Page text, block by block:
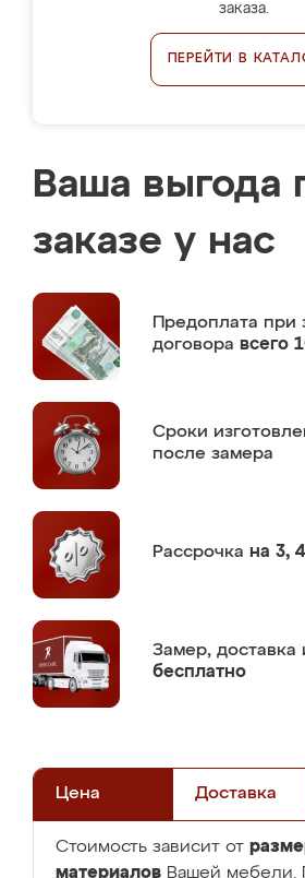
заказа.
ПЕРЕЙТИ В
Ваша выгода
заказе у нас
Предоплата при
договора всего
Сроки
после замера
Рассрочка на 3,
Замер,
бесплатно
Цена Доставка
Стоимость зависит от
материалов Вашей мебели.